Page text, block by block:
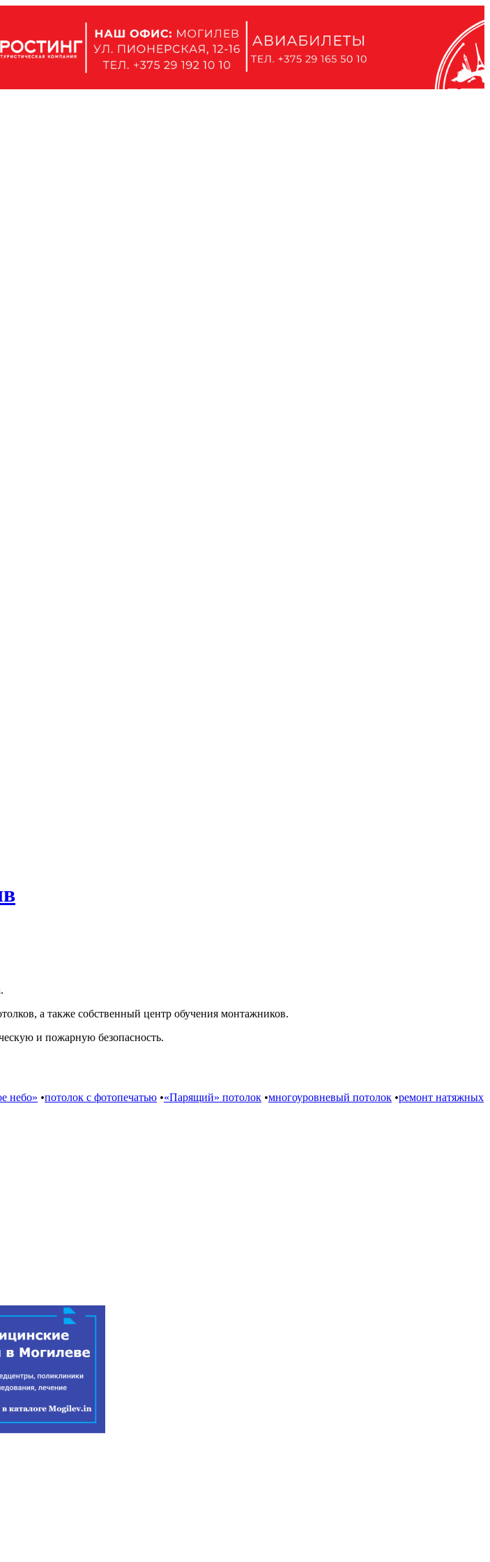
а также собственный центр обучения монтажников.
и пожарную безопасность.
небо» •потолок с фотопечатью •«Парящий» потолок •многоуровневый потолок •ремонт натяжных